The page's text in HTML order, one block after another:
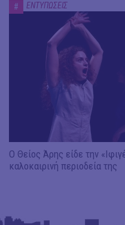
# ΕΝΤΥΠΩΣΕΙΣ
Ο Θείος Άρης είδε την
καλοκαιρινή περιοδεία της